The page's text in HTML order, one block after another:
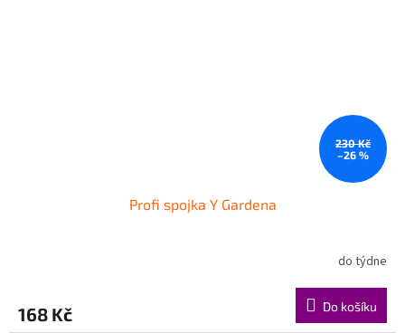
230 Kč
–26 %
Profi spojka Y Gardena
do týdne
168 Kč Do košíku